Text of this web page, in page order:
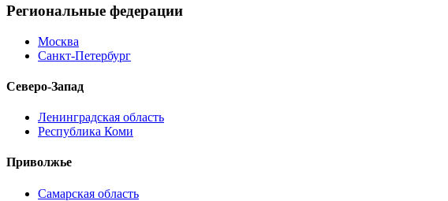
Региональные федерации
Москва
Санкт-Петербург
Северо-Запад
Ленинградская область
Республика Коми
Приволжье
Самарская область